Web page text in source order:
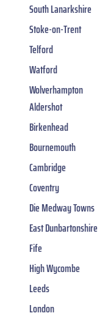
South Lanarkshire
Stoke-on-Trent
Telford
Watford
Wolverhampton
Aldershot
Birkenhead
Bournemouth
Cambridge
Coventry
Die Medway Towns
East Dunbartonshire
Fife
High Wycombe
Leeds
London